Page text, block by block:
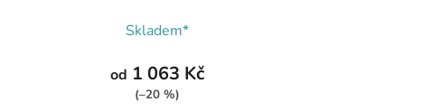
Skladem*
od 1 063 Kč
(–20 %)